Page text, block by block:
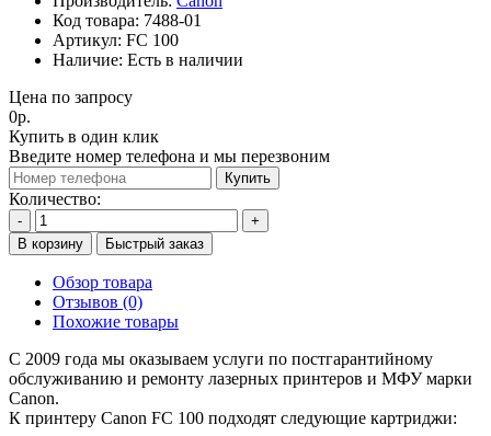
Код товара: 7488-01
Артикул: FC 100
Наличие: Есть в наличии
Цена по запросу
0р.
Купить в один клик
Введите номер телефона и мы перезвоним
Купить
Количество:
-
+
В корзину
Быстрый заказ
Обзор товара
Отзывов (0)
Похожие товары
С 2009 года мы оказываем услуги по постгарантийному
обслуживанию и ремонту лазерных принтеров и МФУ марки
Canon.
К принтеру Canon FC 100 подходят следующие картриджи: